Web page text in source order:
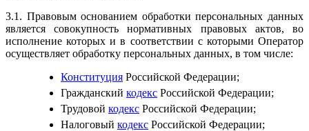
3.1. Правовым основанием обработки персональных данных
является совокупность нормативных правовых актов, во
исполнение которых и в соответствии с которыми Оператор
осуществляет обработку персональных данных, в том числе:
Конституция Российской Федерации;
Гражданский кодекс Российской Федерации;
Трудовой кодекс Российской Федерации;
Налоговый кодекс Российской Федерации;